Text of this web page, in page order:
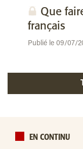
Que
français
Publié le 09/07/
EN CONTINU